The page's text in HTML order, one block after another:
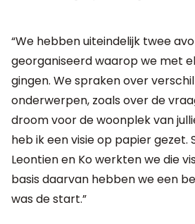
“We hebben uiteindelijk twee
georganiseerd waarop we met
gingen. We spraken over
onderwerpen, zoals over de
droom voor de woonplek van
heb ik een visie op papier gezet.
Leontien en Ko werkten we die
basis daarvan hebben we een
was de start.”